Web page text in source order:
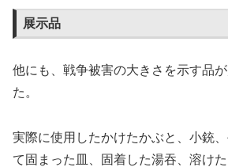
展示品
他にも、戦争被害の大きさを示す品
た。
実際に使用したかけたかぶと、小銃
て固まった皿、固着した湯吞、溶けた